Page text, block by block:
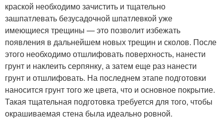
краской необходимо зачистить и тщательно
зашпатлевать безусадочной шпатлевкой уже
имеющиеся трещины — это позволит избежать
появления в дальнейшем новых трещин и сколов. После
этого необходимо отшлифовать поверхность, нанести
грунт и наклеить серпянку, а затем еще раз нанести
грунт и отшлифовать. На последнем этапе подготовки
наносится грунт того же цвета, что и основное покрытие.
Такая тщательная подготовка требуется для того, чтобы
окрашиваемая стена была идеально ровной.